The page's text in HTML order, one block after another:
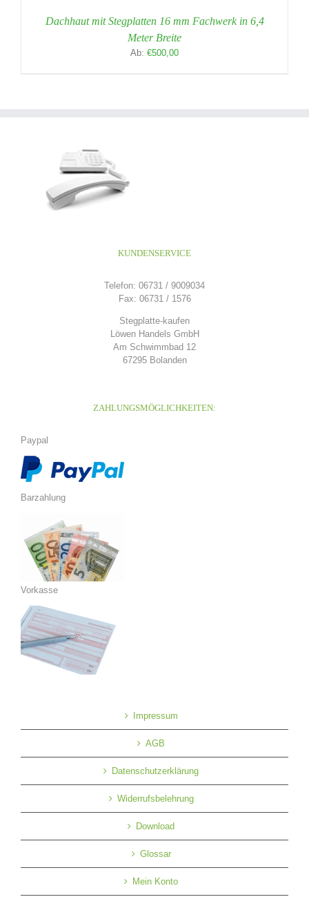
Dachhaut mit Stegplatten 16 mm Fachwerk in 6,4
Meter Breite
Ab: €500,00
KUNDENSERVICE
Telefon: 06731 / 9009034
Fax: 06731 / 1576
Stegplatte-kaufen
Löwen Handels GmbH
Am Schwimmbad 12
67295 Bolanden
ZAHLUNGSMÖGLICHKEITEN:
Paypal
Barzahlung
Vorkasse
Impressum
AGB
Datenschutzerklärung
Widerrufsbelehrung
Download
Glossar
Mein Konto